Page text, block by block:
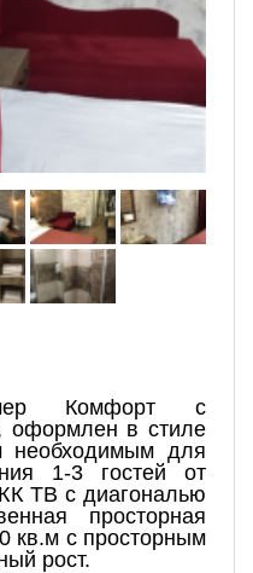
Комфорт с
оформлен в стиле
для
1-3 гостей от
ТВ с диагональю
просторная
кв.м с просторным
рост.